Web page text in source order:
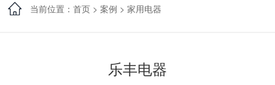
当前位置：首页 >案例 >家用电器
乐丰电器